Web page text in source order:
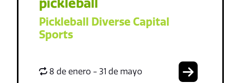
pickleball
Pickleball Diverse Capital
Sports
8 de enero - 31 de mayo